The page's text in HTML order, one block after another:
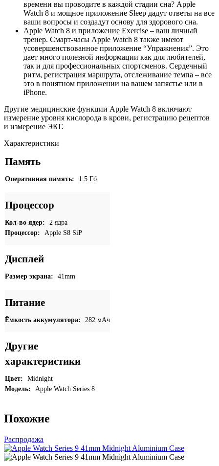
времени вы проводите в каждой стадии сна? Apple
Watch 8 и мощное приложение Sleep дадут ответы на все
ваши вопросы и создадут основу для здорового сна.
Apple Watch 8 и приложение Exercise – ваш личный
тренер. Смарт-часы Apple Watch 8 также имеют
усовершенствованное приложение “Упражнения”. Это
дает много полезной информации как для любителей,
так и для профессиональных спортсменов. Сердечный
ритм, регистрация маршрута, отслеживание темпа – все
это в понятном приложении на вашем запястье или в
iPhone.
Другие медицинские функции Apple Watch 8 включают
измерение уровня кислорода в крови, регистрацию рецептов
и измерение ЭКГ.
Характеристики
Память
Оперативная память: 1.5 Гб
Процессор
Кол-во ядер:
2 ядра
Процессор:
Apple S8 SiP
Дисплей
Размер экрана: 41mm
Питание
Ёмкость аккумулятора: 282 мАч
Другие
характеристики
Цвет:
Midnight
Модель:
Apple Watch Series 8
Похожие
Распродажа